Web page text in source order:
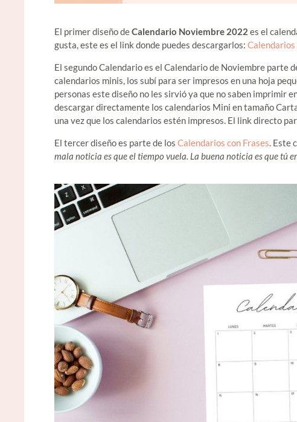
El primer diseño deCalendario Noviembre 2022 es el
gusta, este es el link donde puedes descargarlos:
El segundo Calendario es el Calendario de Noviembre parte
calendarios minis, los subí para ser impresos en una hoja
personas este diseño no les sirvió ya que no saben imprimir
descargar directamente los calendarios Mini en tamaño
una vez que los calendarios estén impresos. El link directo
El tercer diseño es parte de los Calendarios con Frases .
mala noticia es que el tiempo vuela. La buena noticia es que tú